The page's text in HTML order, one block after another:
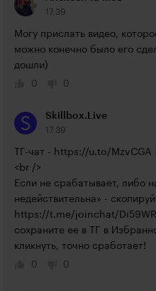
17:39
Могу прислать видео,
можно конечно было его
дошли)
0
0
Skillbox.Live
17:39
ТГ-чат - https://u.to/MzvCGA
<br />
Если не срабатывает, либо
https://t.me/joinchat/
сохраните ее в ТГ в
кликнуть, точно сработает!
0
0